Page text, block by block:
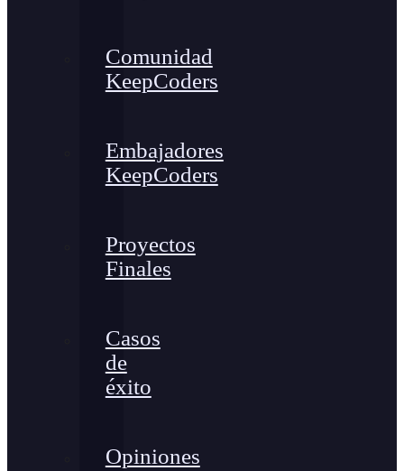
Comunidad
KeepCoders
Embajadores
KeepCoders
Proyectos
Finales
Casos
de
éxito
Opiniones